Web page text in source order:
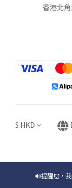
香港北
$ HKD
🔊提醒您，